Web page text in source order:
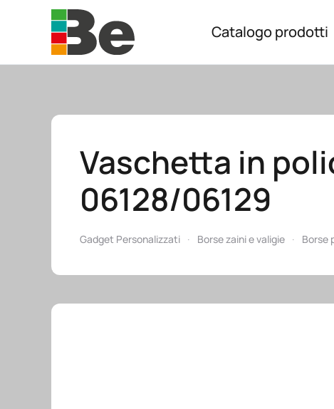
Skip to main content Catalogo prodotti
Vaschetta in
06128/06129
Gadget Personalizzati Borse zaini e valigie Borse